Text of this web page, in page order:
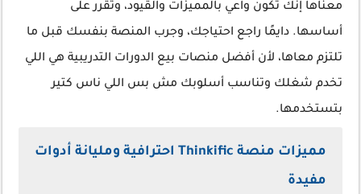
معناها إنك تكون واعي بالمميزات والقيود، وتقرر على
أساسها. دايمًا راجع احتياجك، وجرب المنصة بنفسك قبل ما
تلتزم معاها، لأن أفضل منصات بيع الدورات التدريبية هي اللي
تخدم شغلك وتناسب أسلوبك مش بس اللي ناس كتير
بتستخدمها.
مميزات منصة Thinkific احترافية ومليانة أدوات
مفيدة